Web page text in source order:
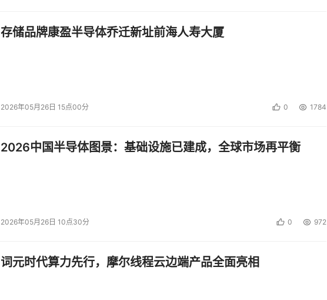
存储品牌康盈半导体乔迁新址前海人寿大厦
2026年05月26日 15点00分 0 1784
2026中国半导体图景：基础设施已建成，全球市场再平衡
2026年05月26日 10点30分 0 972
词元时代算力先行，摩尔线程云边端产品全面亮相